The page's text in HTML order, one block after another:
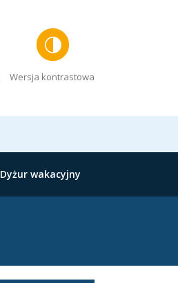
Wersja kontrastowa
Dyżur wakacyjny